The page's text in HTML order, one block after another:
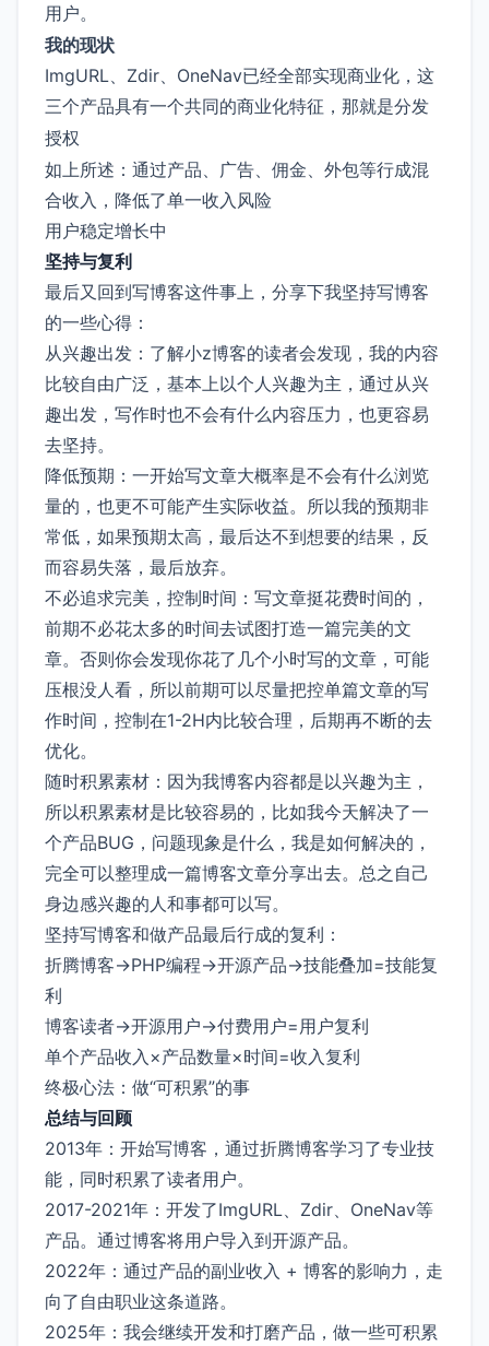
用户。
我的现状
ImgURL、Zdir、OneNav已经全部实现商业化，这
三个产品具有一个共同的商业化特征，那就是分发
授权
如上所述：通过产品、广告、佣金、外包等行成混
合收入，降低了单一收入风险
用户稳定增长中
坚持与复利
最后又回到写博客这件事上，分享下我坚持写博客
的一些心得：
从兴趣出发：了解小z博客的读者会发现，我的内容
比较自由广泛，基本上以个人兴趣为主，通过从兴
趣出发，写作时也不会有什么内容压力，也更容易
去坚持。
降低预期：一开始写文章大概率是不会有什么浏览
量的，也更不可能产生实际收益。所以我的预期非
常低，如果预期太高，最后达不到想要的结果，反
而容易失落，最后放弃。
不必追求完美，控制时间：写文章挺花费时间的，
前期不必花太多的时间去试图打造一篇完美的文
章。否则你会发现你花了几个小时写的文章，可能
压根没人看，所以前期可以尽量把控单篇文章的写
作时间，控制在1-2H内比较合理，后期再不断的去
优化。
随时积累素材：因为我博客内容都是以兴趣为主，
所以积累素材是比较容易的，比如我今天解决了一
个产品BUG，问题现象是什么，我是如何解决的，
完全可以整理成一篇博客文章分享出去。总之自己
身边感兴趣的人和事都可以写。
坚持写博客和做产品最后行成的复利：
折腾博客→PHP编程→开源产品→技能叠加=技能复
利
博客读者→开源用户→付费用户=用户复利
单个产品收入×产品数量×时间=收入复利
终极心法：做“可积累”的事
总结与回顾
2013年：开始写博客，通过折腾博客学习了专业技
能，同时积累了读者用户。
2017-2021年：开发了ImgURL、Zdir、OneNav等
产品。通过博客将用户导入到开源产品。
2022年：通过产品的副业收入 + 博客的影响力，走
向了自由职业这条道路。
2025年：我会继续开发和打磨产品，做一些可积累